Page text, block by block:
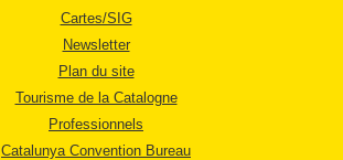
Cartes/SIG
Newsletter
Plan du site
Tourisme de la Catalogne
Professionnels
Catalunya Convention Bureau